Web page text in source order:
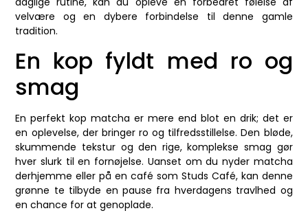
velvære og en dybere forbindelse til denne gamle
tradition.
En kop fyldt med ro og
smag
En perfekt kop matcha er mere end blot en drik; det er
en oplevelse, der bringer ro og tilfredsstillelse. Den bløde,
skummende tekstur og den rige, komplekse smag gør
hver slurk til en fornøjelse. Uanset om du nyder matcha
derhjemme eller på en café som Studs Café, kan denne
grønne te tilbyde en pause fra hverdagens travlhed og
en chance for at genoplade.